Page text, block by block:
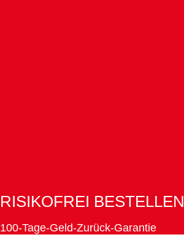
RISIKOFREI BESTELLEN
100-Tage-Geld-Zurück-Garantie